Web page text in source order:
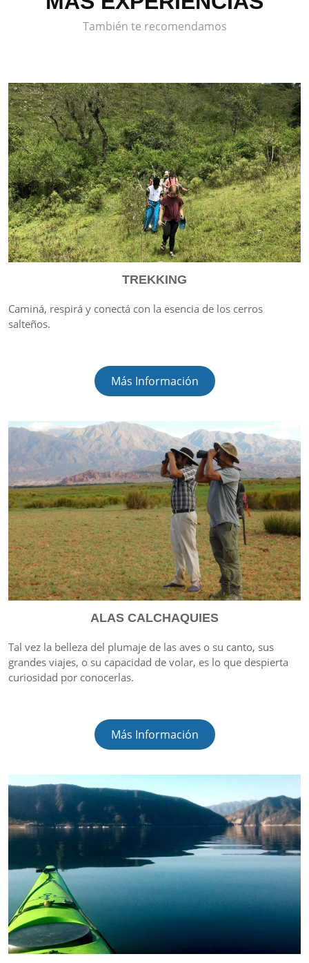
También te recomendamos
TREKKING
Caminá, respirá y conectá con la esencia de los cerros
salteños.
Más Información
ALAS CALCHAQUIES
Tal vez la belleza del plumaje de las aves o su canto, sus
grandes viajes, o su capacidad de volar, es lo que despierta
curiosidad por conocerlas.
Más Información